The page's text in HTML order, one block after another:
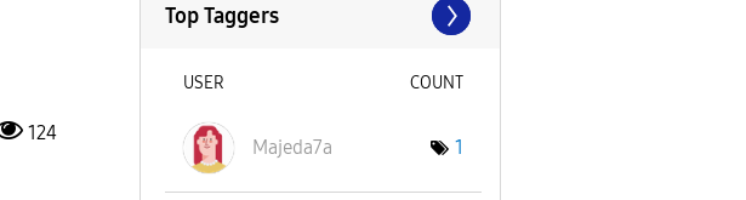
124
Top Taggers
USER COUNT
Majeda7a 1